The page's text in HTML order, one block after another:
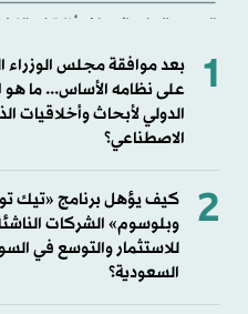
1
بعد موافقة مجلس
على نظامه الأساس... ما ‏هو
الدولي لأبحاث وأخلاقيات
الاصطناعي؟
2
كيف يؤهل برنامج «تيك
وبلوسوم» الشركات
للاستثمار والتوسع في
السعودية؟